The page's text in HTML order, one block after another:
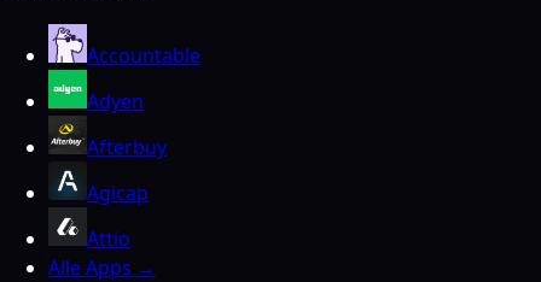
Accountable
Adyen
Afterbuy
Agicap
Attio
Alle Apps →